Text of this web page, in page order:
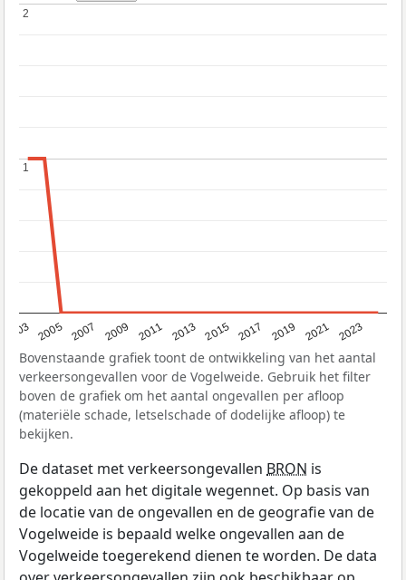
2003 2005 2007 2009 2011 2013 2015 2017 2019 2021 2023
1
1
2
2
Bovenstaande grafiek toont de ontwikkeling van het aantal
verkeersongevallen voor de Vogelweide. Gebruik het filter
boven de grafiek om het aantal ongevallen per afloop
(materiële schade, letselschade of dodelijke afloop) te
bekijken.
De dataset met verkeersongevallen BRON is
gekoppeld aan het digitale wegennet. Op basis van
de locatie van de ongevallen en de geografie van de
Vogelweide is bepaald welke ongevallen aan de
Vogelweide toegerekend dienen te worden. De data